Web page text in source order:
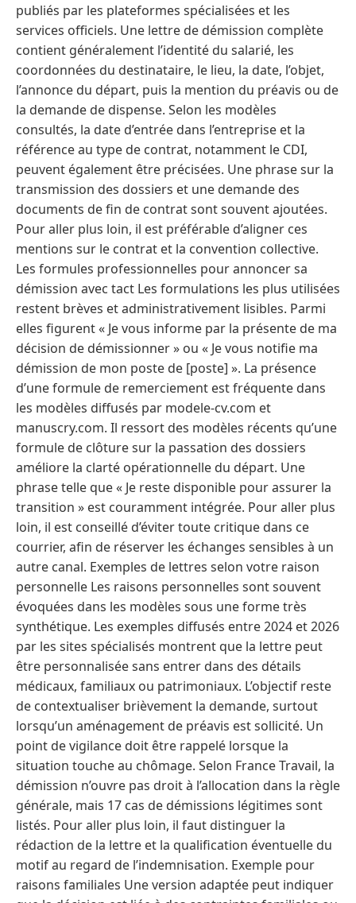
publiés par les plateformes spécialisées et les
services officiels. Une lettre de démission complète
contient généralement l’identité du salarié, les
coordonnées du destinataire, le lieu, la date, l’objet,
l’annonce du départ, puis la mention du préavis ou de
la demande de dispense. Selon les modèles
consultés, la date d’entrée dans l’entreprise et la
référence au type de contrat, notamment le CDI,
peuvent également être précisées. Une phrase sur la
transmission des dossiers et une demande des
documents de fin de contrat sont souvent ajoutées.
Pour aller plus loin, il est préférable d’aligner ces
mentions sur le contrat et la convention collective.
Les formules professionnelles pour annoncer sa
démission avec tact Les formulations les plus utilisées
restent brèves et administrativement lisibles. Parmi
elles figurent « Je vous informe par la présente de ma
décision de démissionner » ou « Je vous notifie ma
démission de mon poste de [poste] ». La présence
d’une formule de remerciement est fréquente dans
les modèles diffusés par modele-cv.com et
manuscry.com. Il ressort des modèles récents qu’une
formule de clôture sur la passation des dossiers
améliore la clarté opérationnelle du départ. Une
phrase telle que « Je reste disponible pour assurer la
transition » est couramment intégrée. Pour aller plus
loin, il est conseillé d’éviter toute critique dans ce
courrier, afin de réserver les échanges sensibles à un
autre canal. Exemples de lettres selon votre raison
personnelle Les raisons personnelles sont souvent
évoquées dans les modèles sous une forme très
synthétique. Les exemples diffusés entre 2024 et 2026
par les sites spécialisés montrent que la lettre peut
être personnalisée sans entrer dans des détails
médicaux, familiaux ou patrimoniaux. L’objectif reste
de contextualiser brièvement la demande, surtout
lorsqu’un aménagement de préavis est sollicité. Un
point de vigilance doit être rappelé lorsque la
situation touche au chômage. Selon France Travail, la
démission n’ouvre pas droit à l’allocation dans la règle
générale, mais 17 cas de démissions légitimes sont
listés. Pour aller plus loin, il faut distinguer la
rédaction de la lettre et la qualification éventuelle du
motif au regard de l’indemnisation. Exemple pour
raisons familiales Une version adaptée peut indiquer